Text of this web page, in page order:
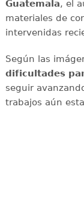
Guatemala, el
materiales de
intervenidas
Según las
dificultades
seguir
trabajos aún